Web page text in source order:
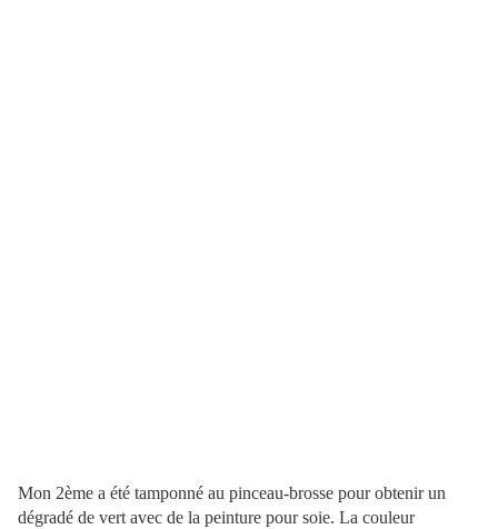
Mon 2ème a été tamponné au pinceau-brosse pour obtenir un
dégradé de vert avec de la peinture pour soie. La couleur